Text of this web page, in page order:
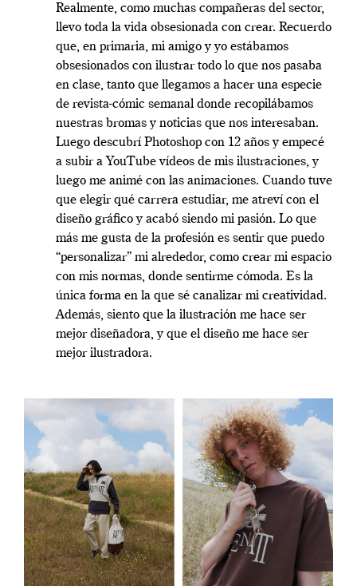
Realmente, como muchas compañeras del sector,
llevo toda la vida obsesionada con crear. Recuerdo
que, en primaria, mi amigo y yo estábamos
obsesionados con ilustrar todo lo que nos pasaba
en clase, tanto que llegamos a hacer una especie
de revista-cómic semanal donde recopilábamos
nuestras bromas y noticias que nos interesaban.
Luego descubrí Photoshop con 12 años y empecé
a subir a YouTube vídeos de mis ilustraciones, y
luego me animé con las animaciones. Cuando tuve
que elegir qué carrera estudiar, me atreví con el
diseño gráfico y acabó siendo mi pasión. Lo que
más me gusta de la profesión es sentir que puedo
“personalizar” mi alrededor, como crear mi espacio
con mis normas, donde sentirme cómoda. Es la
única forma en la que sé canalizar mi creatividad.
Además, siento que la ilustración me hace ser
mejor diseñadora, y que el diseño me hace ser
mejor ilustradora.